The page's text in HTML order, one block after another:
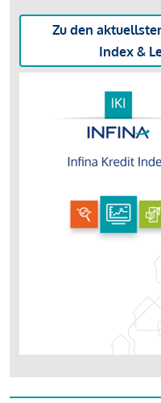
Zu den
Index &